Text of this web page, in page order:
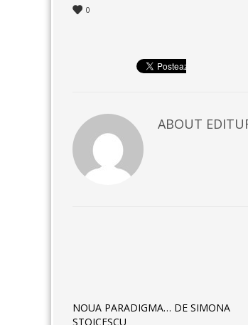
0
ABOUT
NOUA PARADIGMA… DE SIMONA
STOICESCU